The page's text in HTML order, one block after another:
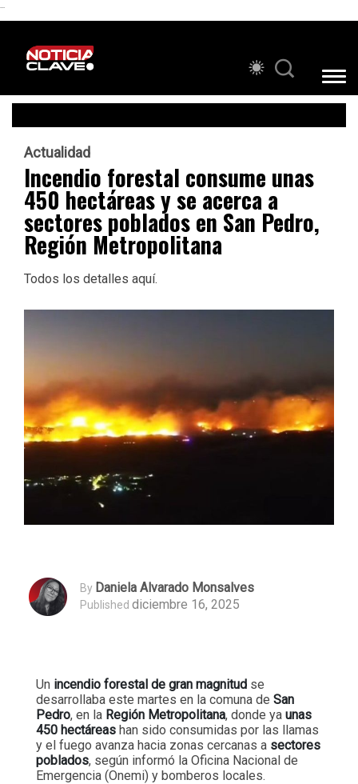
```
Actualidad
Incendio forestal consume unas
450 hectáreas y se acerca a
sectores poblados en San Pedro,
Región Metropolitana
Todos los detalles aquí.
By Daniela Alvarado Monsalves
Published diciembre 16, 2025
Un incendio forestal de gran magnitud se
desarrollaba este martes en la comuna de San
Pedro, en la Región Metropolitana, donde ya unas
450 hectáreas han sido consumidas por las llamas
y el fuego avanza hacia zonas cercanas a sectores
poblados, según informó la Oficina Nacional de
Emergencia (Onemi) y bomberos locales.